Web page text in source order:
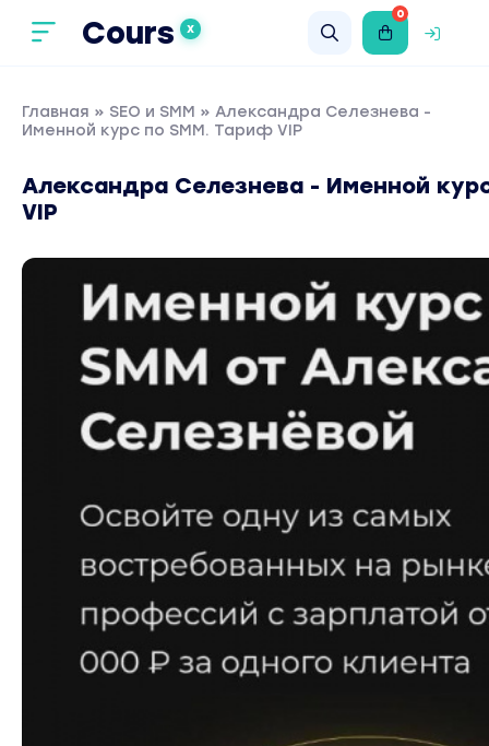
Cours X
0
Главная » SEO и SMM » Александра Селезнева -
Именной курс по SMM. Тариф VIP
Александра Селезнева - Именной
VIP